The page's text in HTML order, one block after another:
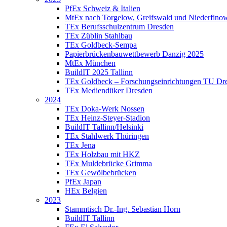
PfEx Schweiz & Italien
MtEx nach Torgelow, Greifswald und
TEx Berufsschulzentrum Dresden
TEx Züblin Stahlbau
TEx Goldbeck-Sempa
Papierbrückenbauwettbewerb Danzig 2025
MtEx München
BuildIT 2025 Tallinn
TEx Goldbeck – Forschungseinrichtungen TU
TEx Mediendüker Dresden
2024
TEx Doka-Werk Nossen
TEx Heinz-Steyer-Stadion
BuildIT Tallinn/Helsinki
TEx Stahlwerk Thüringen
TEx Jena
TEx Holzbau mit HKZ
TEx Muldebrücke Grimma
TEx Gewölbebrücken
PfEx Japan
HEx Belgien
2023
Stammtisch Dr.-Ing. Sebastian Horn
BuildIT Tallinn